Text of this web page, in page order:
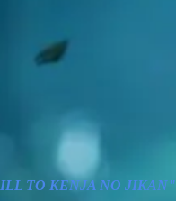
TO KENJA NO JIKAN"